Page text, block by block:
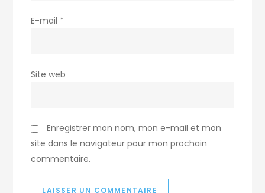
E-mail *
Site web
Enregistrer mon nom, mon e-mail et mon
site dans le navigateur pour mon prochain
commentaire.